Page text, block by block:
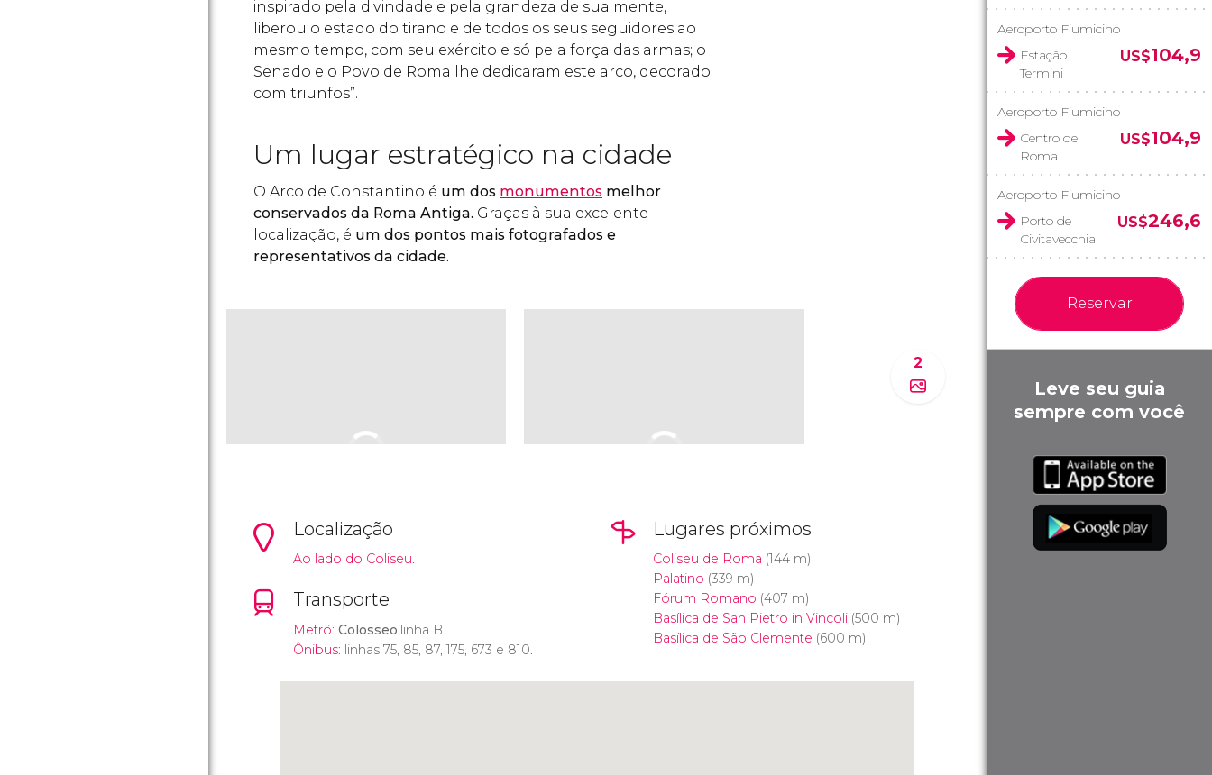
inspirado pela divindade e pela grandeza de sua mente,
liberou o estado do tirano e de todos os seus seguidores ao
mesmo tempo, com seu exército e só pela força das armas; o
Senado e o Povo de Roma lhe dedicaram este arco, decorado
com triunfos”.
Um lugar estratégico na cidade
O Arco de Constantino é um dos monumentos melhor
conservados da Roma Antiga. Graças à sua excelente
localização, é um dos pontos mais fotografados e
representativos da cidade.
2
Localização
Ao lado do Coliseu.
Transporte
Metrô: Colosseo,linha B.
Ônibus: linhas 75, 85, 87, 175, 673 e 810.
Lugares próximos
Coliseu de Roma (144 m)
Palatino (339 m)
Fórum Romano (407 m)
Basílica de San Pietro in Vincoli(500 m)
Basílica de São Clemente (600 m)
Aeroporto Fiumicino
Estação
Termini
US$104,9
Aeroporto Fiumicino
Centro de
Roma
US$104,9
Aeroporto Fiumicino
Porto de
Civitavecchia
US$246,6
Reservar
Leve seu guia
sempre com você